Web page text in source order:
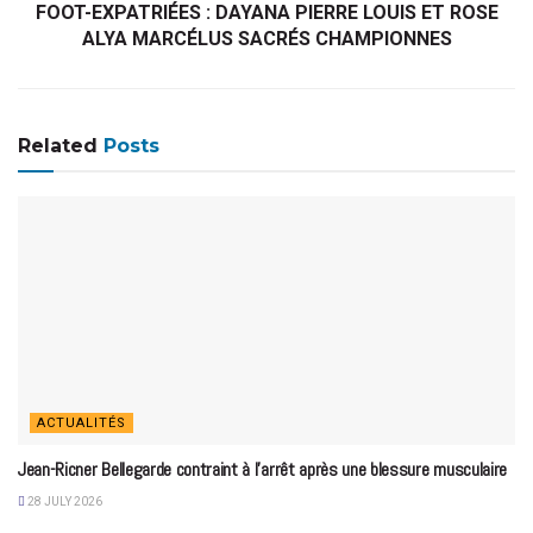
FOOT-EXPATRIÉES : DAYANA PIERRE LOUIS ET ROSE
ALYA MARCÉLUS SACRÉS CHAMPIONNES
Related Posts
ACTUALITÉS
Jean-Ricner Bellegarde contraint à l’arrêt après une blessure musculaire
28 JULY 2026